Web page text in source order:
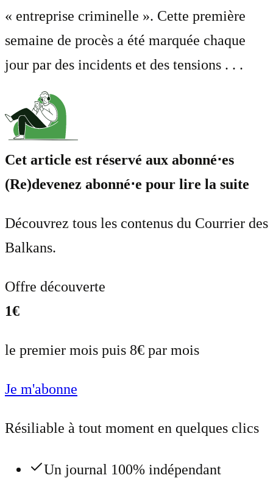
« entreprise criminelle ». Cette première
semaine de procès a été marquée chaque
jour par des incidents et des tensions . . .
Cet article est réservé aux abonné⋅es
(Re)devenez abonné⋅e pour lire la suite
Découvrez tous les contenus du Courrier des
Balkans.
Offre découverte
1€
le premier mois puis 8€ par mois
Je m'abonne
Résiliable à tout moment en quelques clics
Un journal 100% indépendant